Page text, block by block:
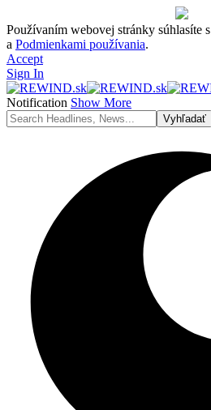
Používaním webovej stránky súhlasíte s
a Podmienkami používania.
Accept
Sign In
Notification Show More